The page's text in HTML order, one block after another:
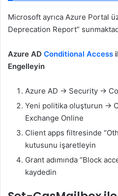
Microsoft ayrıca Azure Portal
Deprecation Report”
Azure AD Conditional Access
Engelleyin
Azure AD → Security →
Yeni politika oluşturun →
Exchange Online
Client apps filtresinde
kutusunu işaretleyin
Grant adımında “Block
kaydedin